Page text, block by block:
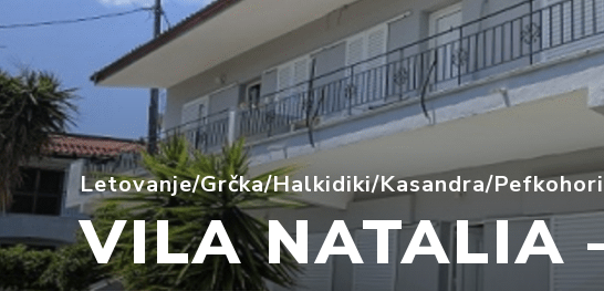
Letovanje/Grčka/Halkidiki/Kasandra/Pefkohori
VILA NATALIA